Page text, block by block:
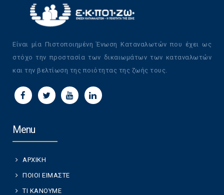
Είναι μία Πιστοποιημένη Ένωση Καταναλωτών που έχει ως
στόχο την προστασία των δικαιωμάτων των καταναλωτών
και την βελτίωση της ποιότητας της ζωής τους.
Menu
ΑΡΧΙΚΗ
ΠΟΙΟΙ ΕΙΜΑΣΤΕ
ΤΙ ΚΑΝΟΥΜΕ